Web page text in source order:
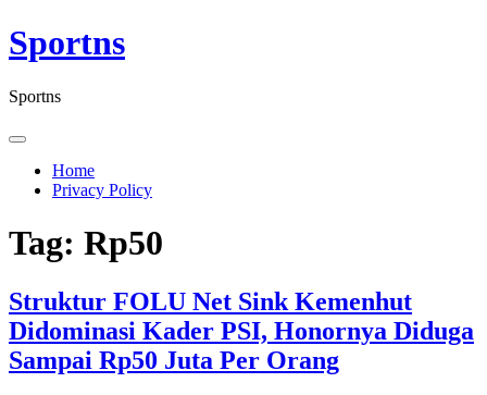
Skip
to
Sportns
Sportns
Home
Privacy Policy
Tag: Rp50
Struktur FOLU Net Sink Kemenhut
Didominasi Kader PSI, Honornya Diduga
Sampai Rp50 Juta Per Orang